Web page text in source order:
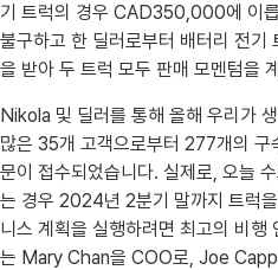
기 트럭의 경우 CAD350,000에 이
불구하고 한 딜러로부터 배터리 전
을 받아 두 트럭 모두 판매 모멘텀을
Nikola 및 딜러를 통해 올해 우리가
많은 35개 고객으로부터 277개의 구
문이 접수되었습니다. 실제로, 오늘
는 경우 2024년 2분기 말까지 트럭
니스 계획을 실행하려면 최고의 비행
는 Mary Chan을 COO로, Joe